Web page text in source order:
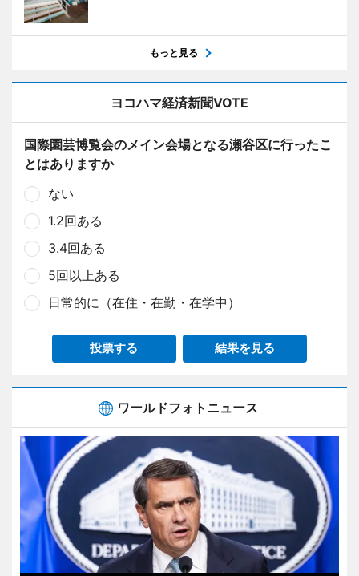
もっと見る
ヨコハマ経済新聞VOTE
国際園芸博覧会のメイン会場となる瀬谷区に行ったこ
とはありますか
ない
1.2回ある
3.4回ある
5回以上ある
日常的に（在住・在勤・在学中）
投票する 結果を見る
ワールドフォトニュース